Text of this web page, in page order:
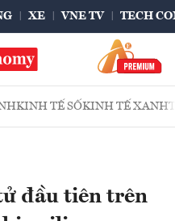
XE VNE TV TECH
KINH TẾ SỐKINH TẾ XANH
đầu tiên trên